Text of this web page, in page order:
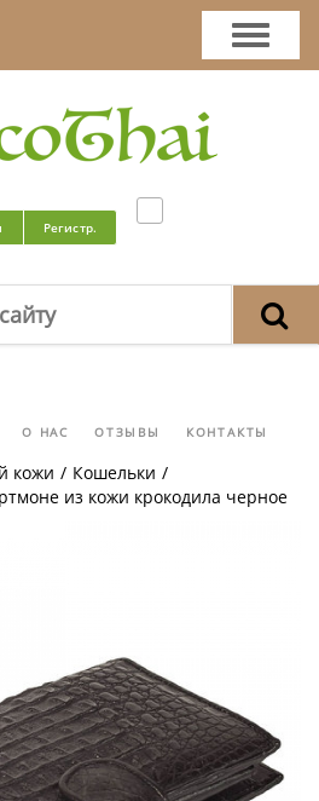
Регистр.
О НАС ОТЗЫВЫ КОНТАКТЫ
кожи / Кошельки /
из кожи крокодила черное